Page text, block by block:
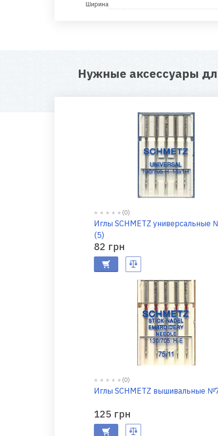
Ширина
Нужные аксессуары
(0)
Иглы SCHMETZ универсальные
(5)
82 грн
(0)
Иглы SCHMETZ вышивальные
125 грн